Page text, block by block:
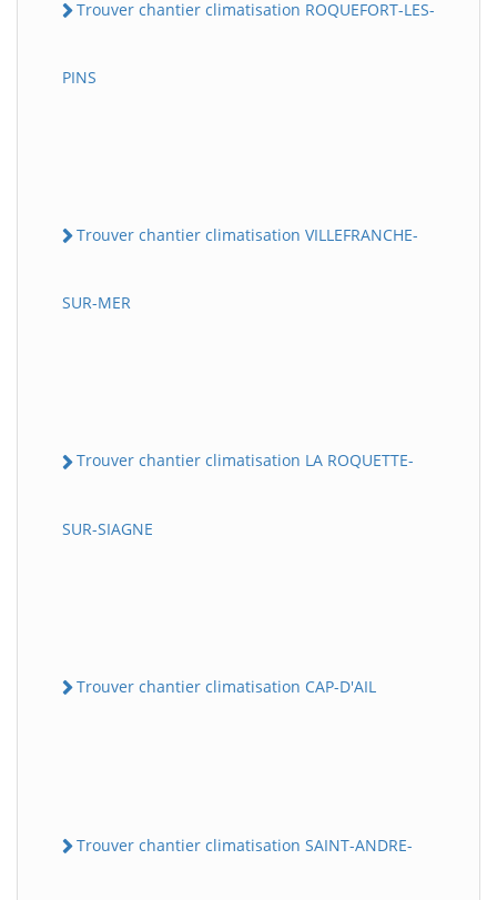
Trouver chantier climatisation ROQUEFORT-LES-
PINS
Trouver chantier climatisation VILLEFRANCHE-
SUR-MER
Trouver chantier climatisation LA ROQUETTE-
SUR-SIAGNE
Trouver chantier climatisation CAP-D'AIL
Trouver chantier climatisation SAINT-ANDRE-